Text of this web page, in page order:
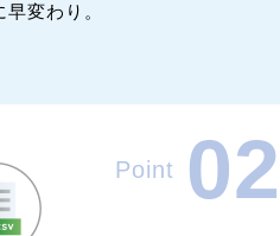
変わり。
Point 02